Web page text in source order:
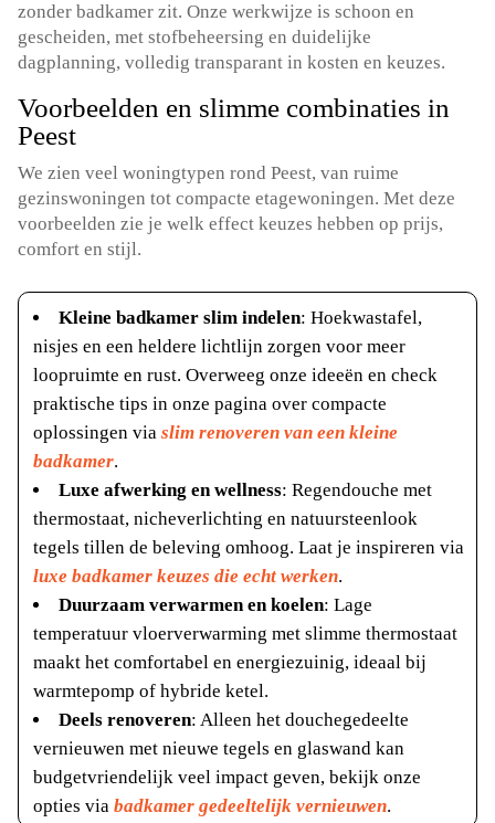
zonder badkamer zit. Onze werkwijze is schoon en
gescheiden, met stofbeheersing en duidelijke
dagplanning, volledig transparant in kosten en keuzes.
Voorbeelden en slimme combinaties in
Peest
We zien veel woningtypen rond Peest, van ruime
gezinswoningen tot compacte etagewoningen. Met deze
voorbeelden zie je welk effect keuzes hebben op prijs,
comfort en stijl.
Kleine badkamer slim indelen: Hoekwastafel,
nisjes en een heldere lichtlijn zorgen voor meer
loopruimte en rust. Overweeg onze ideeën en check
praktische tips in onze pagina over compacte
oplossingen viaslim renoveren van een kleine
badkamer.
Luxe afwerking en wellness: Regendouche met
thermostaat, nicheverlichting en natuursteenlook
tegels tillen de beleving omhoog. Laat je inspireren via
luxe badkamer keuzes die echt werken.
Duurzaam verwarmen en koelen: Lage
temperatuur vloerverwarming met slimme thermostaat
maakt het comfortabel en energiezuinig, ideaal bij
warmtepomp of hybride ketel.
Deels renoveren: Alleen het douchegedeelte
vernieuwen met nieuwe tegels en glaswand kan
budgetvriendelijk veel impact geven, bekijk onze
opties viabadkamer gedeeltelijk vernieuwen.